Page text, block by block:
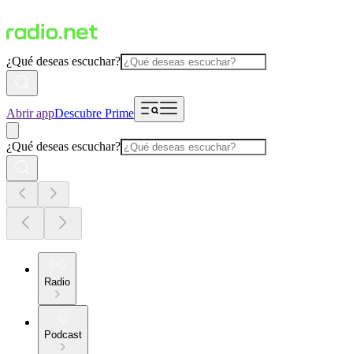
¿Qué deseas escuchar?
Abrir appDescubre Prime
¿Qué deseas escuchar?
Radio
Podcast